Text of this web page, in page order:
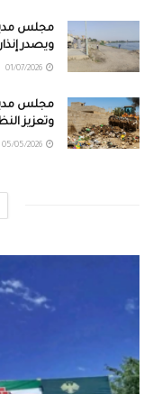
مجلس
ويصدر
مجلس
وتعزيز